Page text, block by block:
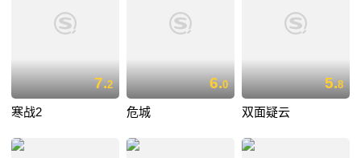
7.2
寒战2
6.0
危城
5.8
双面疑云